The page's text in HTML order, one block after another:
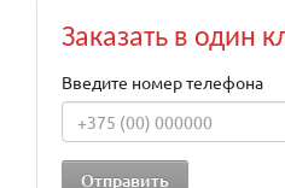
Заказать в один
Введите номер телефона